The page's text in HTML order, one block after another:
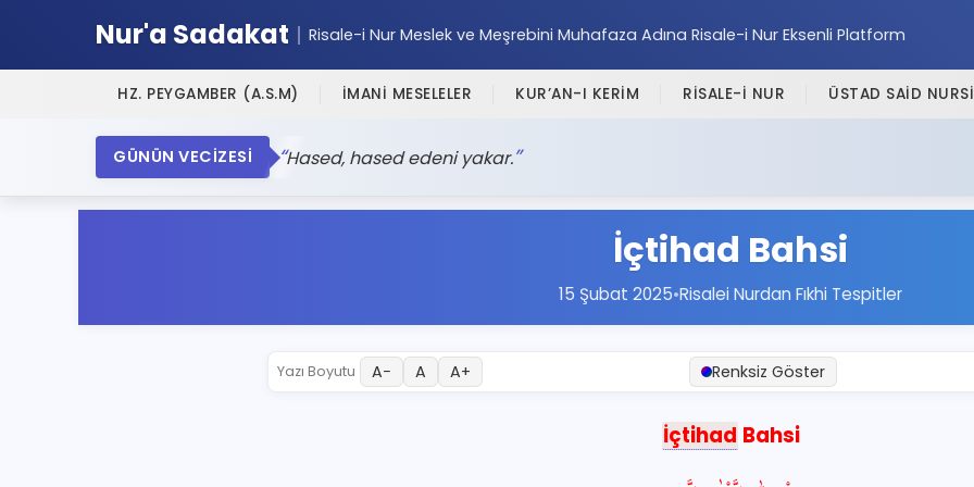
Nur'a Sadakat Risale-i Nur Meslek ve Meşrebini Muhafaza Adına Risale-i Nur Eksenli Platform
HZ. PEYGAMBER (A.S.M) İMANİ MESELELER KUR’AN-I KERİM RİSALE-İ NUR ÜSTAD SAİD NURSİ
GÜNÜN VECİZESİ Hased, hased edeni yakar.
İçtihad Bahsi
15 Şubat 2025•Risalei Nurdan Fıkhi Tespitler
Yazı Boyutu A− A A+ Renksiz Göster
İçtihad Bahsi